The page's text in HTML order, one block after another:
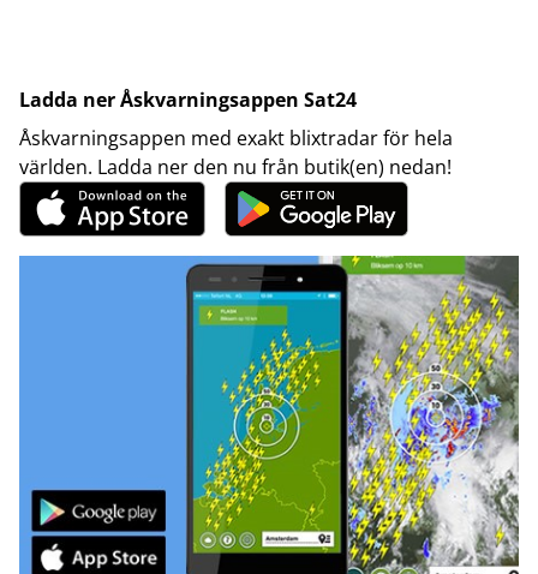
Ladda ner Åskvarningsappen Sat24
Åskvarningsappen med exakt blixtradar för hela
världen. Ladda ner den nu från butik(en) nedan!